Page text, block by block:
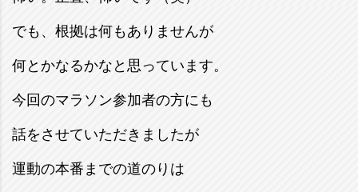
でも、根拠は何もありませんが
何とかなるかなと思っています。
今回のマラソン参加者の方にも
話をさせていただきましたが
運動の本番までの道のりは